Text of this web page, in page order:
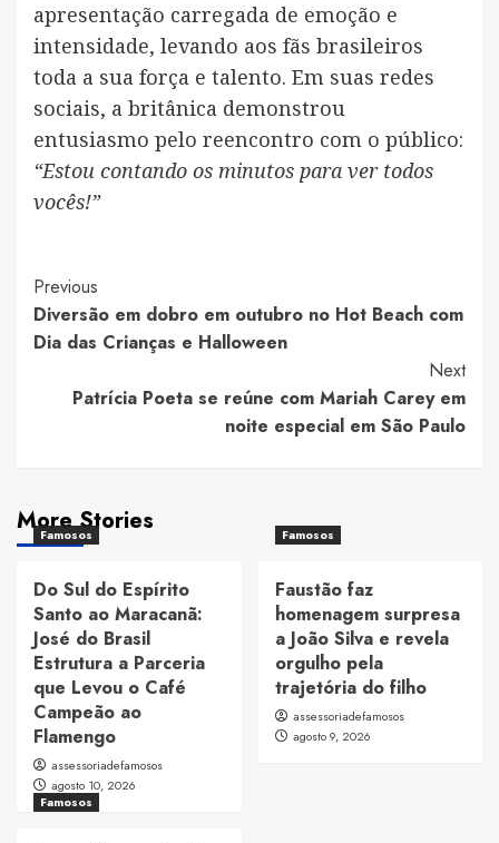
apresentação carregada de emoção e
intensidade, levando aos fãs brasileiros
toda a sua força e talento. Em suas redes
sociais, a britânica demonstrou
entusiasmo pelo reencontro com o público:
“Estou contando os minutos para ver todos
vocês!”
Post
Navigation
Previous
Diversão em dobro em outubro no Hot Beach com
Dia das Crianças e Halloween
Next
Patrícia Poeta se reúne com Mariah Carey em
noite especial em São Paulo
More Stories
Famosos
Do Sul do Espírito
Santo ao Maracanã:
José do Brasil
Estrutura a Parceria
que Levou o Café
Campeão ao
Flamengo
assessoriadefamosos
agosto 10, 2026
Famosos
Faustão faz
homenagem surpresa
a João Silva e revela
orgulho pela
trajetória do filho
assessoriadefamosos
agosto 9, 2026
Famosos